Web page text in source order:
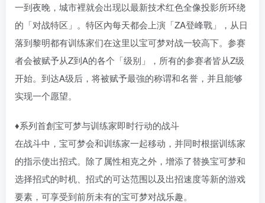
一到夜晚，城市裡就会出现以最新技术红色全像投影所环绕
的「对战特区」。特区內每天都会上演「ZA登峰戰」，从日
落到黎明都有训练家们在这里以宝可梦对战一较高下。参赛
者会被赋予从Z到A的各个「级别」，所有的参赛者皆从Z级
开始。到达A级后，将被赋予最強的称谓和名誉，并且能够
实现一个愿望。
♦系列首創宝可梦与训练家即时行动的战斗
在战斗中，宝可梦会和训练家一起移动，并同时根据训练家
的指示使出招式。除了属性相克之外，增添了替换宝可梦和
选择招式的时机、招式的可达范围以及出招速度等新的游戏
要素，可享受到前所未有的宝可梦对战乐趣。